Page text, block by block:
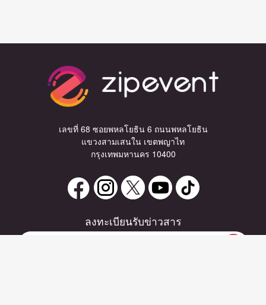
เลขที่ 68 ซอยพหลโยธิน 6 ถนนพหลโยธิน
แขวงสามเสนใน เขตพญาไท
กรุงเทพมหานคร 10400
ลงทะเบียนรับข่าวสาร